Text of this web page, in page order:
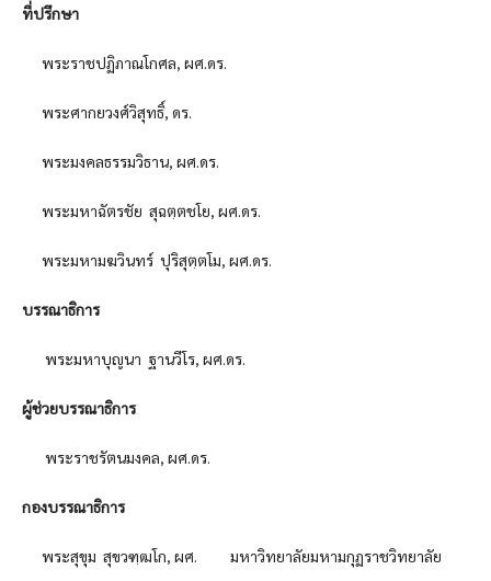
ที่ปรึกษา
พระราชปฏิภาณโกศล, ผศ.ดร.
พระศากยวงศ์วิสุทธิ์, ดร.
พระมงคลธรรมวิธาน, ผศ.ดร.
พระมหาฉัตรชัย สุฉตฺตชโย, ผศ.ดร.
พระมหามฆวินทร์ ปุริสุตฺตโม, ผศ.ดร.
บรรณาธิการ
พระมหาบุญนา ฐานวีโร, ผศ.ดร.
ผู้ช่วยบรรณาธิการ
พระราชรัตนมงคล, ผศ.ดร.
กองบรรณาธิการ
พระสุขุม สุขวฑฺฒโก, ผศ. มหาวิทยาลัยมหามกุฏราชวิทยาลัย